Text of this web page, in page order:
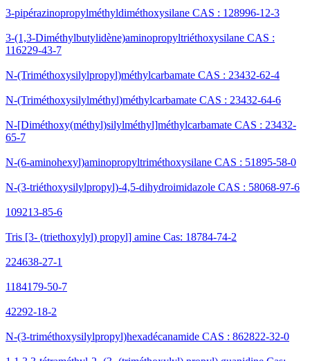
3-pipérazinopropylméthyldiméthoxysilane CAS : 128996-12-3
3-(1,3-Diméthylbutylidène)aminopropyltriéthoxysilane CAS :
116229-43-7
N-(Triméthoxysilylpropyl)méthylcarbamate CAS : 23432-62-4
N-(Triméthoxysilylméthyl)méthylcarbamate CAS : 23432-64-6
N-[Diméthoxy(méthyl)silylméthyl]méthylcarbamate CAS : 23432-
65-7
N-(6-aminohexyl)aminopropyltriméthoxysilane CAS : 51895-58-0
N-(3-triéthoxysilylpropyl)-4,5-dihydroimidazole CAS : 58068-97-6
109213-85-6
Tris [3- (triethoxylyl) propyl] amine Cas: 18784-74-2
224638-27-1
1184179-50-7
42292-18-2
N-(3-triméthoxysilylpropyl)hexadécanamide CAS : 862822-32-0